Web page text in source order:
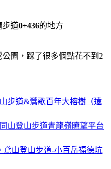
步道0+436的地方
園，踩了很多個點花不到2
步道&鶯歌百年大榕樹（遠
山登山步道青龍嶺瞭望平台
鳶山登山步道-小百岳福德坑